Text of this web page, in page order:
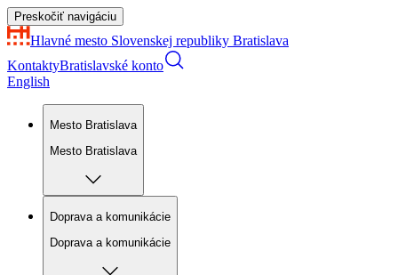
Preskočiť navigáciu
Hlavné mesto Slovenskej republiky Bratislava
KontaktyBratislavské konto
English
Mesto Bratislava
Mesto Bratislava
Doprava a komunikácie
Doprava a komunikácie